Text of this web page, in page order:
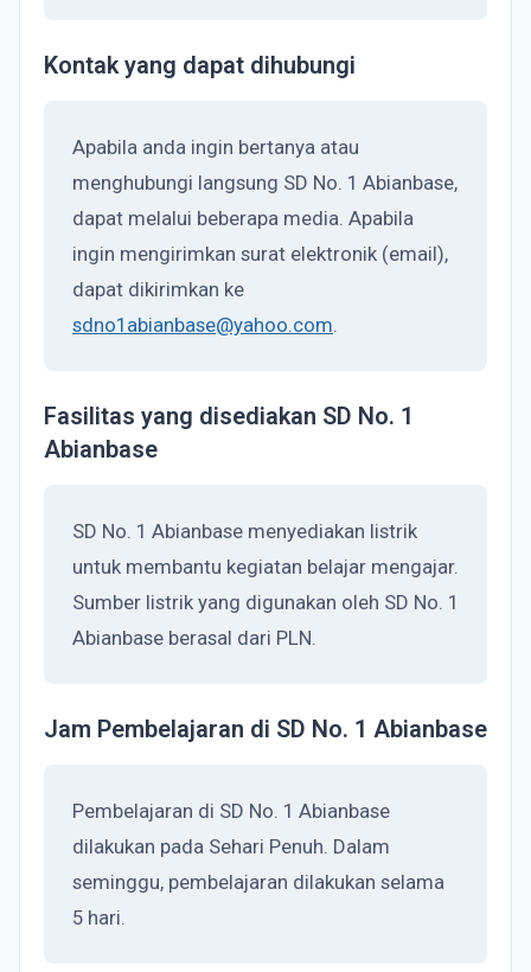
Kontak yang dapat dihubungi
Apabila anda ingin bertanya atau
menghubungi langsung SD No. 1 Abianbase,
dapat melalui beberapa media. Apabila
ingin mengirimkan surat elektronik (email),
dapat dikirimkan ke
sdno1abianbase@yahoo.com.
Fasilitas yang disediakan SD No. 1
Abianbase
SD No. 1 Abianbase menyediakan listrik
untuk membantu kegiatan belajar mengajar.
Sumber listrik yang digunakan oleh SD No. 1
Abianbase berasal dari PLN.
Jam Pembelajaran di SD No. 1 Abianbase
Pembelajaran di SD No. 1 Abianbase
dilakukan pada Sehari Penuh. Dalam
seminggu, pembelajaran dilakukan selama
5 hari.